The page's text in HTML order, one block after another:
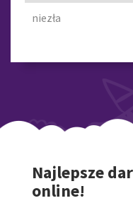
niezła
Najlepsze
online!